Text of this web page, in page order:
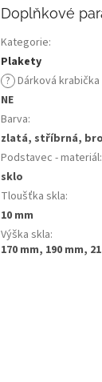
Doplňkové
Kategorie:
Plakety
? Dárková
NE
Barva:
zlatá, stříbrná,
Podstavec - materiál:
sklo
Tloušťka skla:
10 mm
Výška skla:
170 mm, 190 mm,